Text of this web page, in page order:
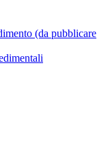
(da pubblicare